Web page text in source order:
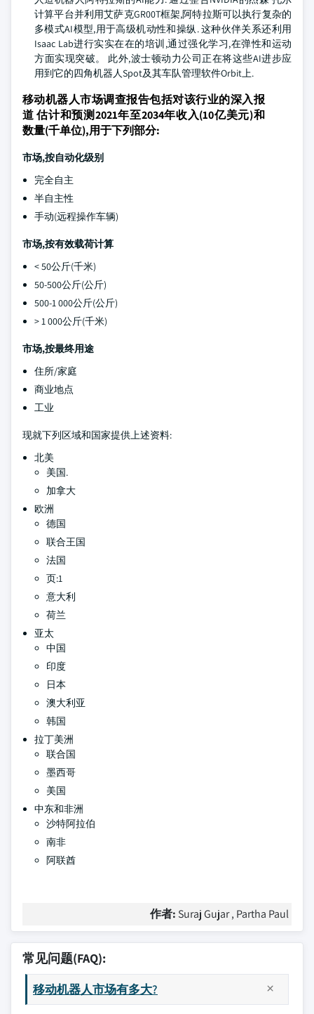
计算平台并利用艾萨克GR00T框架,阿特拉斯可以执行复杂的
多模式AI模型,用于高级机动性和操纵. 这种伙伴关系还利用
Isaac Lab进行实实在在的培训,通过强化学习,在弹性和运动
方面实现突破。 此外,波士顿动力公司正在将这些AI进步应
用到它的四角机器人Spot及其车队管理软件Orbit上.
移动机器人市场调查报告包括对该行业的深入报
道 估计和预测2021年至2034年收入(10亿美元)和
数量(千单位),用于下列部分:
市场,按自动化级别
完全自主
半自主性
手动(远程操作车辆)
市场,按有效载荷计算
< 50公斤(千米)
50-500公斤(公斤)
500-1 000公斤(公斤)
> 1 000公斤(千米)
市场,按最终用途
住所/家庭
商业地点
工业
现就下列区域和国家提供上述资料:
北美
美国.
加拿大
欧洲
德国
联合王国
法国
页:1
意大利
荷兰
亚太
中国
印度
日本
澳大利亚
韩国
拉丁美洲
联合国
墨西哥
美国
中东和非洲
沙特阿拉伯
南非
阿联酋
作者: Suraj Gujar , Partha Paul
常见问题(FAQ):
移动机器人市场有多大?